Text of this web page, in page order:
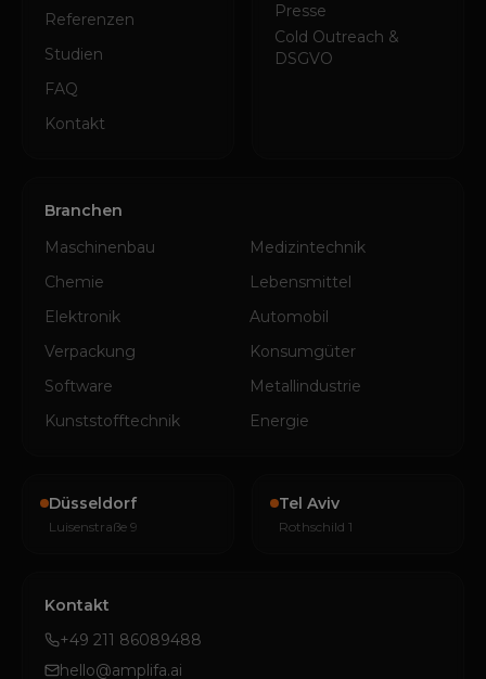
Referenzen
Studien
FAQ
Kontakt
Presse
Cold Outreach &
DSGVO
Branchen
Maschinenbau
Medizintechnik
Chemie
Lebensmittel
Elektronik
Automobil
Verpackung
Konsumgüter
Software
Metallindustrie
Kunststofftechnik
Energie
Düsseldorf
Luisenstraße 9
Tel Aviv
Rothschild 1
Kontakt
+49 211 86089488
hello@amplifa.ai